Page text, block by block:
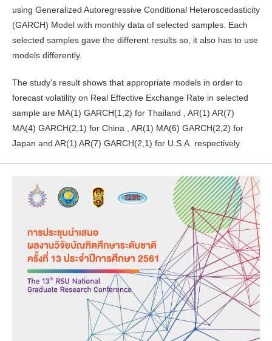
using Generalized Autoregressive Conditional Heteroscedasticity
(GARCH) Model with monthly data of selected samples. Each
selected samples gave the different results so, it also has to use
models differently.
The study’s result shows that appropriate models in order to
forecast volatility on Real Effective Exchange Rate in selected
sample are MA(1) GARCH(1,2) for Thailand , AR(1) AR(7)
MA(4) GARCH(2,1) for China , AR(1) MA(6) GARCH(2,2) for
Japan and AR(1) AR(7) GARCH(2,1) for U.S.A. respectively